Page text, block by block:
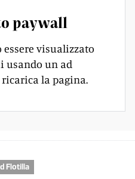
paywall
visualizzato
usando un ad
la pagina.
Flotilla